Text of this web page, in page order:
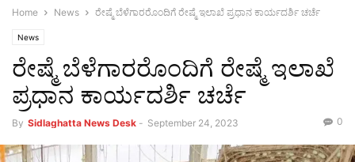
Home News ರೇಷ್ಮೆ ಬೆಳೆಗಾರರೊಂದಿಗೆ ರೇಷ್ಮೆ ಇಲಾಖೆ ಪ್ರಧಾನ ಕಾರ್ಯದರ್ಶಿ ಚರ್ಚೆ
News
ರೇಷ್ಮೆ ಬೆಳೆಗಾರರೊಂದಿಗೆ ರೇಷ್ಮೆ ಇಲಾಖೆ
ಪ್ರಧಾನ ಕಾರ್ಯದರ್ಶಿ ಚರ್ಚೆ
By Sidlaghatta News Desk - September 24, 2023 0